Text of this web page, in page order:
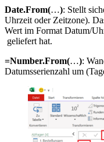
Date.From(…): Stellt
Uhrzeit oder Zeitzone).
Wert im Format Datum/
geliefert hat.
=Number.From(…):
Datumsserienzahl um